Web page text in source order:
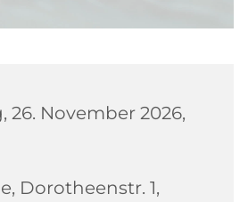
26. November 2026,
Dorotheenstr. 1,